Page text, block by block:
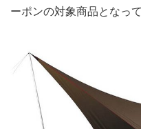
ーポンの対象商品となって